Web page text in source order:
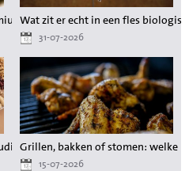
maaltijd zonder gedoe
Wat zit er echt in een fles
31-07-2026
aan voedingsstoffen tijdens het
Grillen, bakken of stomen: welke
15-07-2026